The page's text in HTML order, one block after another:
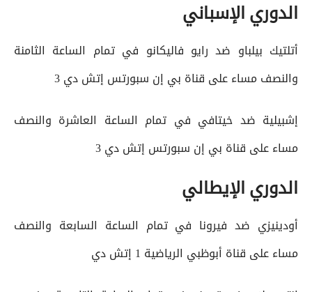
الدوري الإسباني
أتلتيك بيلباو ضد رايو فاليكانو في تمام الساعة الثامنة
والنصف مساء على قناة بي إن سبورتس إتش دي 3
إشبيلية ضد خيتافي في تمام الساعة العاشرة والنصف
مساء على قناة بي إن سبورتس إتش دي 3
الدوري الإيطالي
أودينيزي ضد فيرونا في تمام الساعة السابعة والنصف
مساء على قناة أبوظبي الرياضية 1 إتش دي